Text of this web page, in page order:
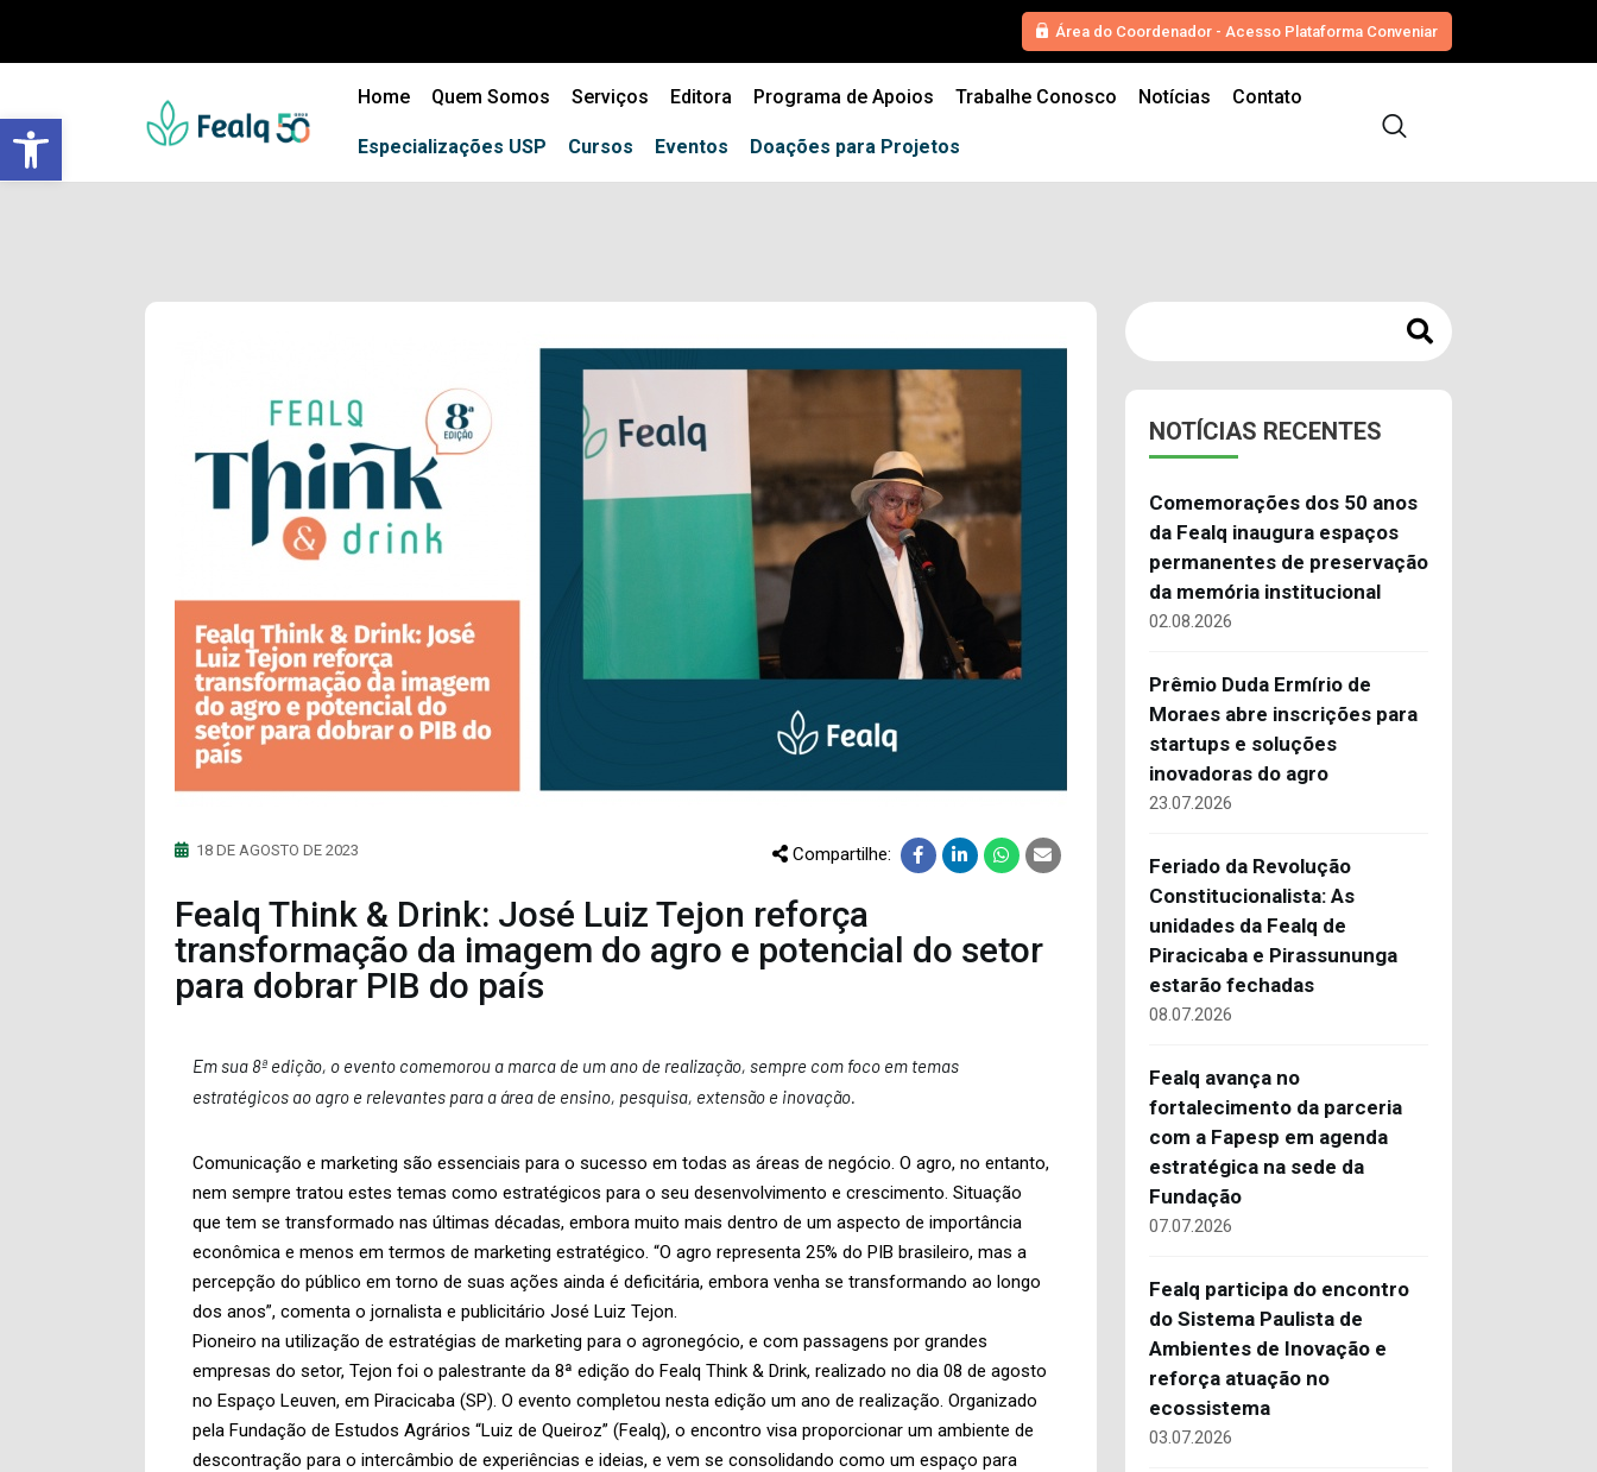
Barra de Ferramentas Aberta
Área do Coordenador - Acesso Plataforma Conveniar
Home Quem Somos Serviços Editora Programa de Apoios Trabalhe Conosco Notícias Contato
Especializações USP Cursos Eventos Doações para Projetos
QUEM SOMOS
SERVIÇOS
NOTÍCIAS
CONTATO
ESPECIALIZAÇÕES USP
DOAÇÕES PARA
18 DE AGOSTO DE 2023 Compartilhe:
Fealq Think & Drink: José Luiz Tejon reforça
transformação da imagem do agro e potencial do setor
para dobrar PIB do país
Em sua 8ª edição, o evento comemorou a marca de um ano de realização, sempre com foco em temas
estratégicos ao agro e relevantes para a área de ensino, pesquisa, extensão e inovação.
Comunicação e marketing são essenciais para o sucesso em todas as áreas de negócio. O agro, no entanto,
nem sempre tratou estes temas como estratégicos para o seu desenvolvimento e crescimento. Situação
que tem se transformado nas últimas décadas, embora muito mais dentro de um aspecto de importância
econômica e menos em termos de marketing estratégico. “O agro representa 25% do PIB brasileiro, mas a
percepção do público em torno de suas ações ainda é deficitária, embora venha se transformando ao longo
dos anos”, comenta o jornalista e publicitário José Luiz Tejon.
Pioneiro na utilização de estratégias de marketing para o agronegócio, e com passagens por grandes
empresas do setor, Tejon foi o palestrante da 8ª edição do Fealq Think & Drink, realizado no dia 08 de agosto
no Espaço Leuven, em Piracicaba (SP). O evento completou nesta edição um ano de realização. Organizado
pela Fundação de Estudos Agrários “Luiz de Queiroz” (Fealq), o encontro visa proporcionar um ambiente de
descontração para o intercâmbio de experiências e ideias, e vem se consolidando como um espaço para
NOTÍCIAS RECENTES
Comemorações dos 50 anos
da Fealq inaugura espaços
permanentes de preservação
da memória institucional
02.08.2026
Prêmio Duda Ermírio de
Moraes abre inscrições para
startups e soluções
inovadoras do agro
23.07.2026
Feriado da Revolução
Constitucionalista: As
unidades da Fealq de
Piracicaba e Pirassununga
estarão fechadas
08.07.2026
Fealq avança no
fortalecimento da parceria
com a Fapesp em agenda
estratégica na sede da
Fundação
07.07.2026
Fealq participa do encontro
do Sistema Paulista de
Ambientes de Inovação e
reforça atuação no
ecossistema
03.07.2026